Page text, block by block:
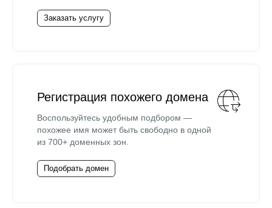
Заказать услугу
Регистрация похожего домена
Воспользуйтесь удобным подбором —
похожее имя может быть свободно в одной
из 700+ доменных зон.
Подобрать домен